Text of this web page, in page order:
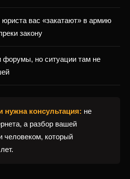
юриста вас «закатают» в армию
закону
форумы, но ситуации там не
нужна консультация: не
а разбор вашей
человеком, который